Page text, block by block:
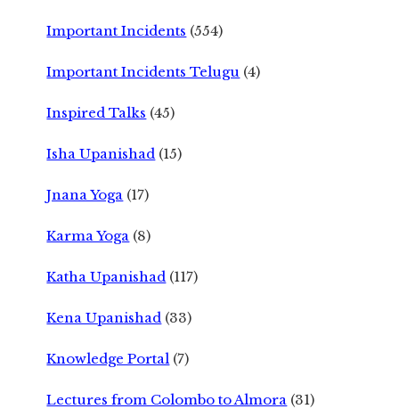
Important Incidents (554)
Important Incidents Telugu (4)
Inspired Talks (45)
Isha Upanishad (15)
Jnana Yoga (17)
Karma Yoga (8)
Katha Upanishad (117)
Kena Upanishad (33)
Knowledge Portal (7)
Lectures from Colombo to Almora (31)